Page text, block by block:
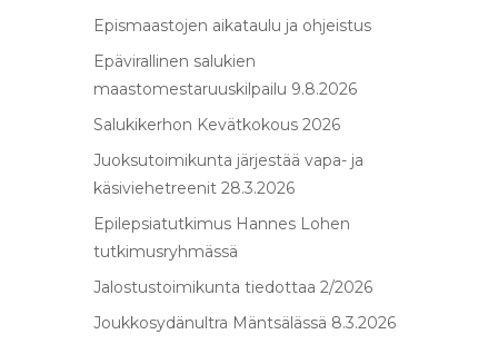
Epismaastojen aikataulu ja ohjeistus
Epävirallinen salukien
maastomestaruuskilpailu 9.8.2026
Salukikerhon Kevätkokous 2026
Juoksutoimikunta järjestää vapa- ja
käsiviehetreenit 28.3.2026
Epilepsiatutkimus Hannes Lohen
tutkimusryhmässä
Jalostustoimikunta tiedottaa 2/2026
Joukkosydänultra Mäntsälässä 8.3.2026